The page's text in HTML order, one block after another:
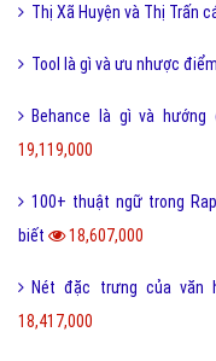
Thị Xã Huyện và Thị Trấn
Tool là gì và ưu nhược
Behance là gì và
19,119,000
100+ thuật ngữ trong
biết
18,607,000
Nét đặc trưng của văn
18,417,000